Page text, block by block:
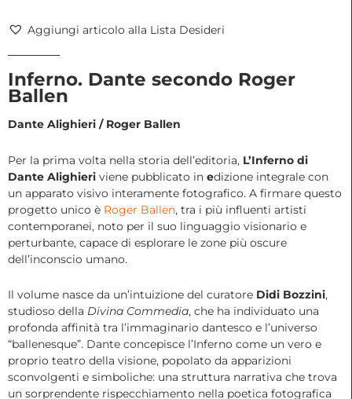
2025
quantità
Aggiungi articolo alla Lista Desideri
Inferno. Dante secondo Roger
Ballen
Dante Alighieri / Roger Ballen
Per la prima volta nella storia dell’editoria, L’Inferno di
Dante Alighieri viene pubblicato in edizione integrale con
un apparato visivo interamente fotografico. A firmare questo
progetto unico è Roger Ballen, tra i più influenti artisti
contemporanei, noto per il suo linguaggio visionario e
perturbante, capace di esplorare le zone più oscure
dell’inconscio umano.
Il volume nasce da un’intuizione del curatore Didi Bozzini,
studioso della Divina Commedia, che ha individuato una
profonda affinità tra l’immaginario dantesco e l’universo
“ballenesque”. Dante concepisce l’Inferno come un vero e
proprio teatro della visione, popolato da apparizioni
sconvolgenti e simboliche: una struttura narrativa che trova
un sorprendente rispecchiamento nella poetica fotografica